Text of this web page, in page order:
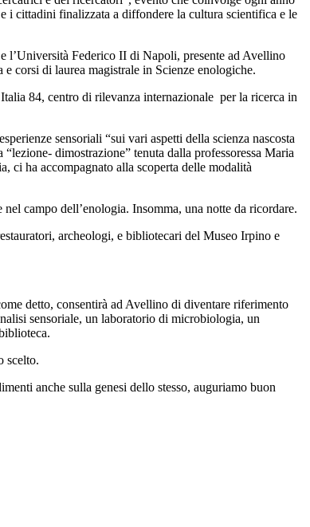
i cittadini finalizzata a diffondere la cultura scientifica e le
l’Università Federico II di Napoli, presente ad Avellino
corsi di laurea magistrale in Scienze enologiche.
84, centro di rilevanza internazionale per la ricerca in
sensoriali “sui vari aspetti della scienza nascosta
dimostrazione” tenuta dalla professoressa Maria
ci ha accompagnato alla scoperta delle modalità
campo dell’enologia. Insomma, una notte da ricordare.
archeologi, e bibliotecari del Museo Irpino e
detto, consentirà ad Avellino di diventare riferimento
sensoriale, un laboratorio di microbiologia, un
scelto.
anche sulla genesi dello stesso, auguriamo buon